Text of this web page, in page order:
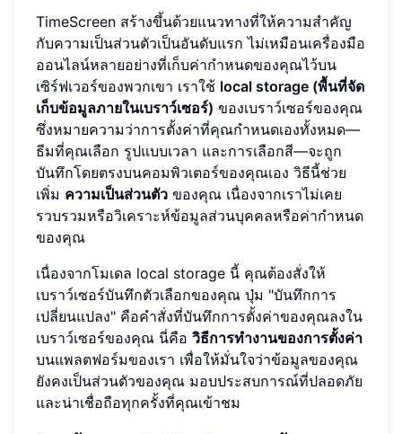
TimeScreen สร้างขึ้นด้วยแนวทางที่ให้ความสำคัญ
กับความเป็นส่วนตัวเป็นอันดับแรก ไม่เหมือนเครื่องมือ
ออนไลน์หลายอย่างที่เก็บค่ากำหนดของคุณไว้บน
เซิร์ฟเวอร์ของพวกเขา เราใช้ local storage (พื้นที่จัด
เก็บข้อมูลภายในเบราว์เซอร์) ของเบราว์เซอร์ของคุณ
ซึ่งหมายความว่าการตั้งค่าที่คุณกำหนดเองทั้งหมด—
ธีมที่คุณเลือก รูปแบบเวลา และการเลือกสี—จะถูก
บันทึกโดยตรงบนคอมพิวเตอร์ของคุณเอง วิธีนี้ช่วย
เพิ่ม ความเป็นส่วนตัว ของคุณ เนื่องจากเราไม่เคย
รวบรวมหรือวิเคราะห์ข้อมูลส่วนบุคคลหรือค่ากำหนด
ของคุณ
เนื่องจากโมเดล local storage นี้ คุณต้องสั่งให้
เบราว์เซอร์บันทึกตัวเลือกของคุณ ปุ่ม "บันทึกการ
เปลี่ยนแปลง" คือคำสั่งที่บันทึกการตั้งค่าของคุณลงใน
เบราว์เซอร์ของคุณ นี่คือ วิธีการทำงานของการตั้งค่า
บนแพลตฟอร์มของเรา เพื่อให้มั่นใจว่าข้อมูลของคุณ
ยังคงเป็นส่วนตัวของคุณ มอบประสบการณ์ที่ปลอดภัย
และน่าเชื่อถือทุกครั้งที่คุณเข้าชม